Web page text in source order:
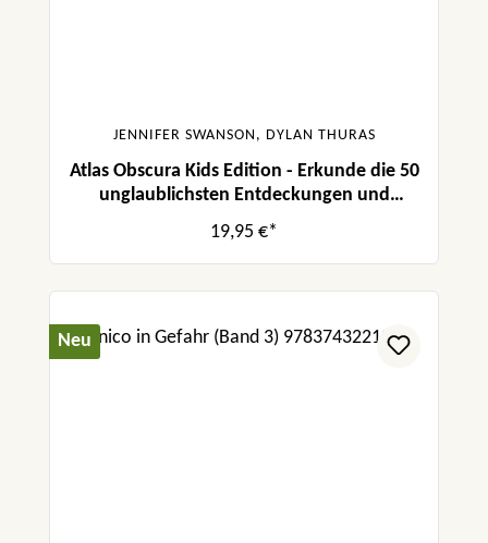
JENNIFER SWANSON, DYLAN THURAS
Atlas Obscura Kids Edition - Erkunde die 50
unglaublichsten Entdeckungen und
Erfindungen der Welt!
19,95 €*
Neu